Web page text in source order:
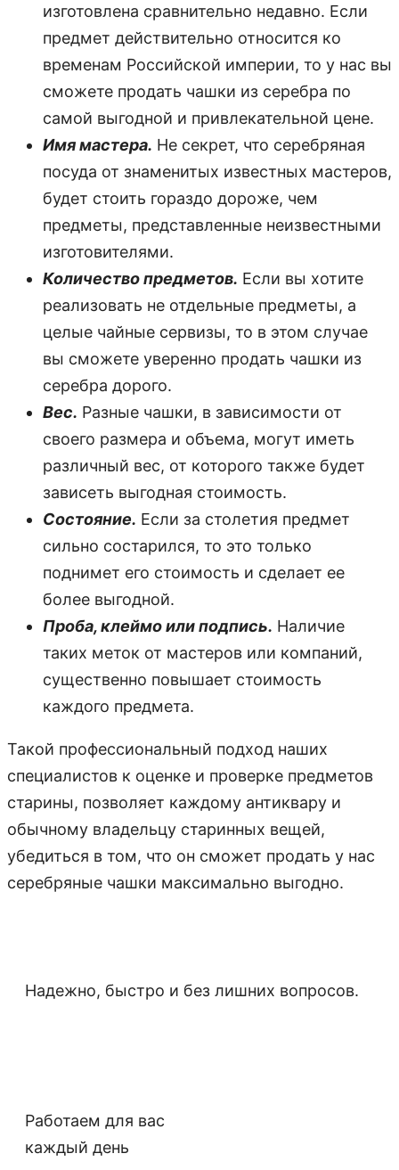
изготовлена сравнительно недавно. Если
предмет действительно относится ко
временам Российской империи, то у нас вы
сможете продать чашки из серебра по
самой выгодной и привлекательной цене.
Имя мастера. Не секрет, что серебряная
посуда от знаменитых известных мастеров,
будет стоить гораздо дороже, чем
предметы, представленные неизвестными
изготовителями.
Количество предметов. Если вы хотите
реализовать не отдельные предметы, а
целые чайные сервизы, то в этом случае
вы сможете уверенно продать чашки из
серебра дорого.
Вес. Разные чашки, в зависимости от
своего размера и объема, могут иметь
различный вес, от которого также будет
зависеть выгодная стоимость.
Состояние. Если за столетия предмет
сильно состарился, то это только
поднимет его стоимость и сделает ее
более выгодной.
Проба, клеймо или подпись. Наличие
таких меток от мастеров или компаний,
существенно повышает стоимость
каждого предмета.
Такой профессиональный подход наших
специалистов к оценке и проверке предметов
старины, позволяет каждому антиквару и
обычному владельцу старинных вещей,
убедиться в том, что он сможет продать у нас
серебряные чашки максимально выгодно.
Надежно, быстро и без лишних вопросов.
Работаем для вас
каждый день